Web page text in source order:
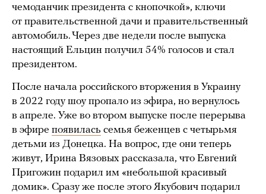
чемоданчик президента с кнопочкой», ключи
от правительственной дачи и правительственный
автомобиль. Через две недели после выпуска
настоящий Ельцин получил 54% голосов и стал
президентом.
После начала российского вторжения в Украину
в 2022 году шоу пропало из эфира, но вернулось
в апреле. Уже во втором выпуске после перерыва
в эфире появилась семья беженцев с четырьмя
детьми из Донецка. На вопрос, где они теперь
живут, Ирина Вязовых рассказала, что Евгений
Пригожин подарил им «небольшой красивый
домик». Сразу же после этого Якубович подарил